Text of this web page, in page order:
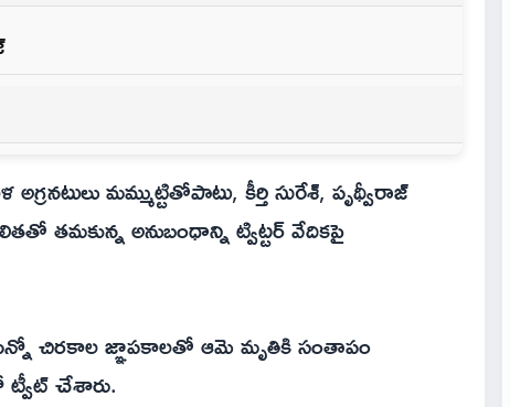
మమ్ముట్టితోపాటు, కీర్తి సురేశ్, పృథ్వీరాజ్
తమకున్న అనుబంధాన్ని ట్విట్టర్ వేదికపై
చిరకాల జ్ఞాపకాలతో ఆమె మృతికి సంతాపం
ట్వీట్ చేశారు.